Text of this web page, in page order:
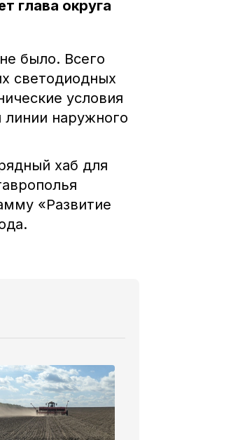
глава округа
было. Всего
светодиодных
условия
наружного
хаб для
«Развитие